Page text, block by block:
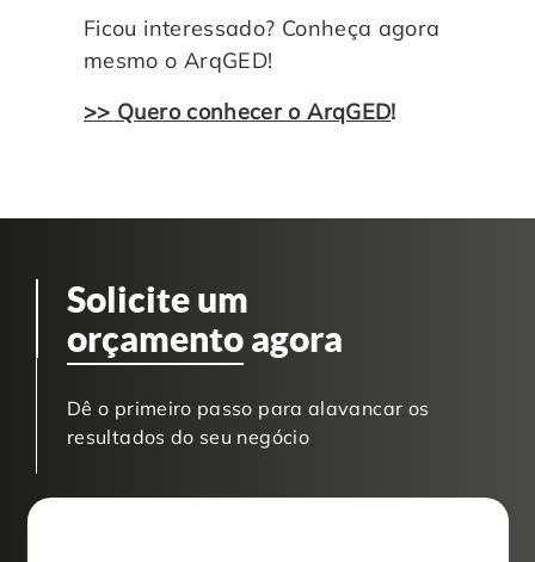
Ficou interessado? Conheça agora
mesmo o ArqGED!
>> Quero conhecer o ArqGED!
Solicite um
orçamento agora
Dê o primeiro passo para alavancar os
resultados do seu negócio